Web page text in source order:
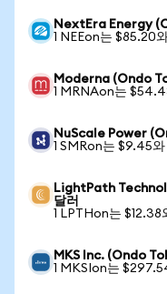
NextEra Energy
1 NEEon는 $85.20
Moderna (Ondo
1 MRNAon는
NuScale Power
1 SMRon는 $9.45와
LightPath
달러
1 LPTHon는 $12.38
MKS Inc. (Ondo
1 MKSIon는